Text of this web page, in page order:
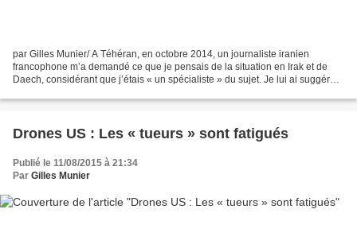
par Gilles Munier/ A Téhéran, en octobre 2014, un journaliste iranien
francophone m’a demandé ce que je pensais de la situation en Irak et de
Daech, considérant que j’étais « un spécialiste » du sujet. Je lui ai suggéré
Drones US : Les « tueurs » sont fatigués
Publié le 11/08/2015 à 21:34
Par Gilles Munier